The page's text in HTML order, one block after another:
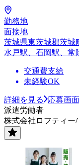
勤務地
面接地
茨城県東茨城郡茨
水戸駅、石岡駅、常
交通費支給
未経験OK
詳細を見る
応募画
派遣労働者
株式会社ロフティー/